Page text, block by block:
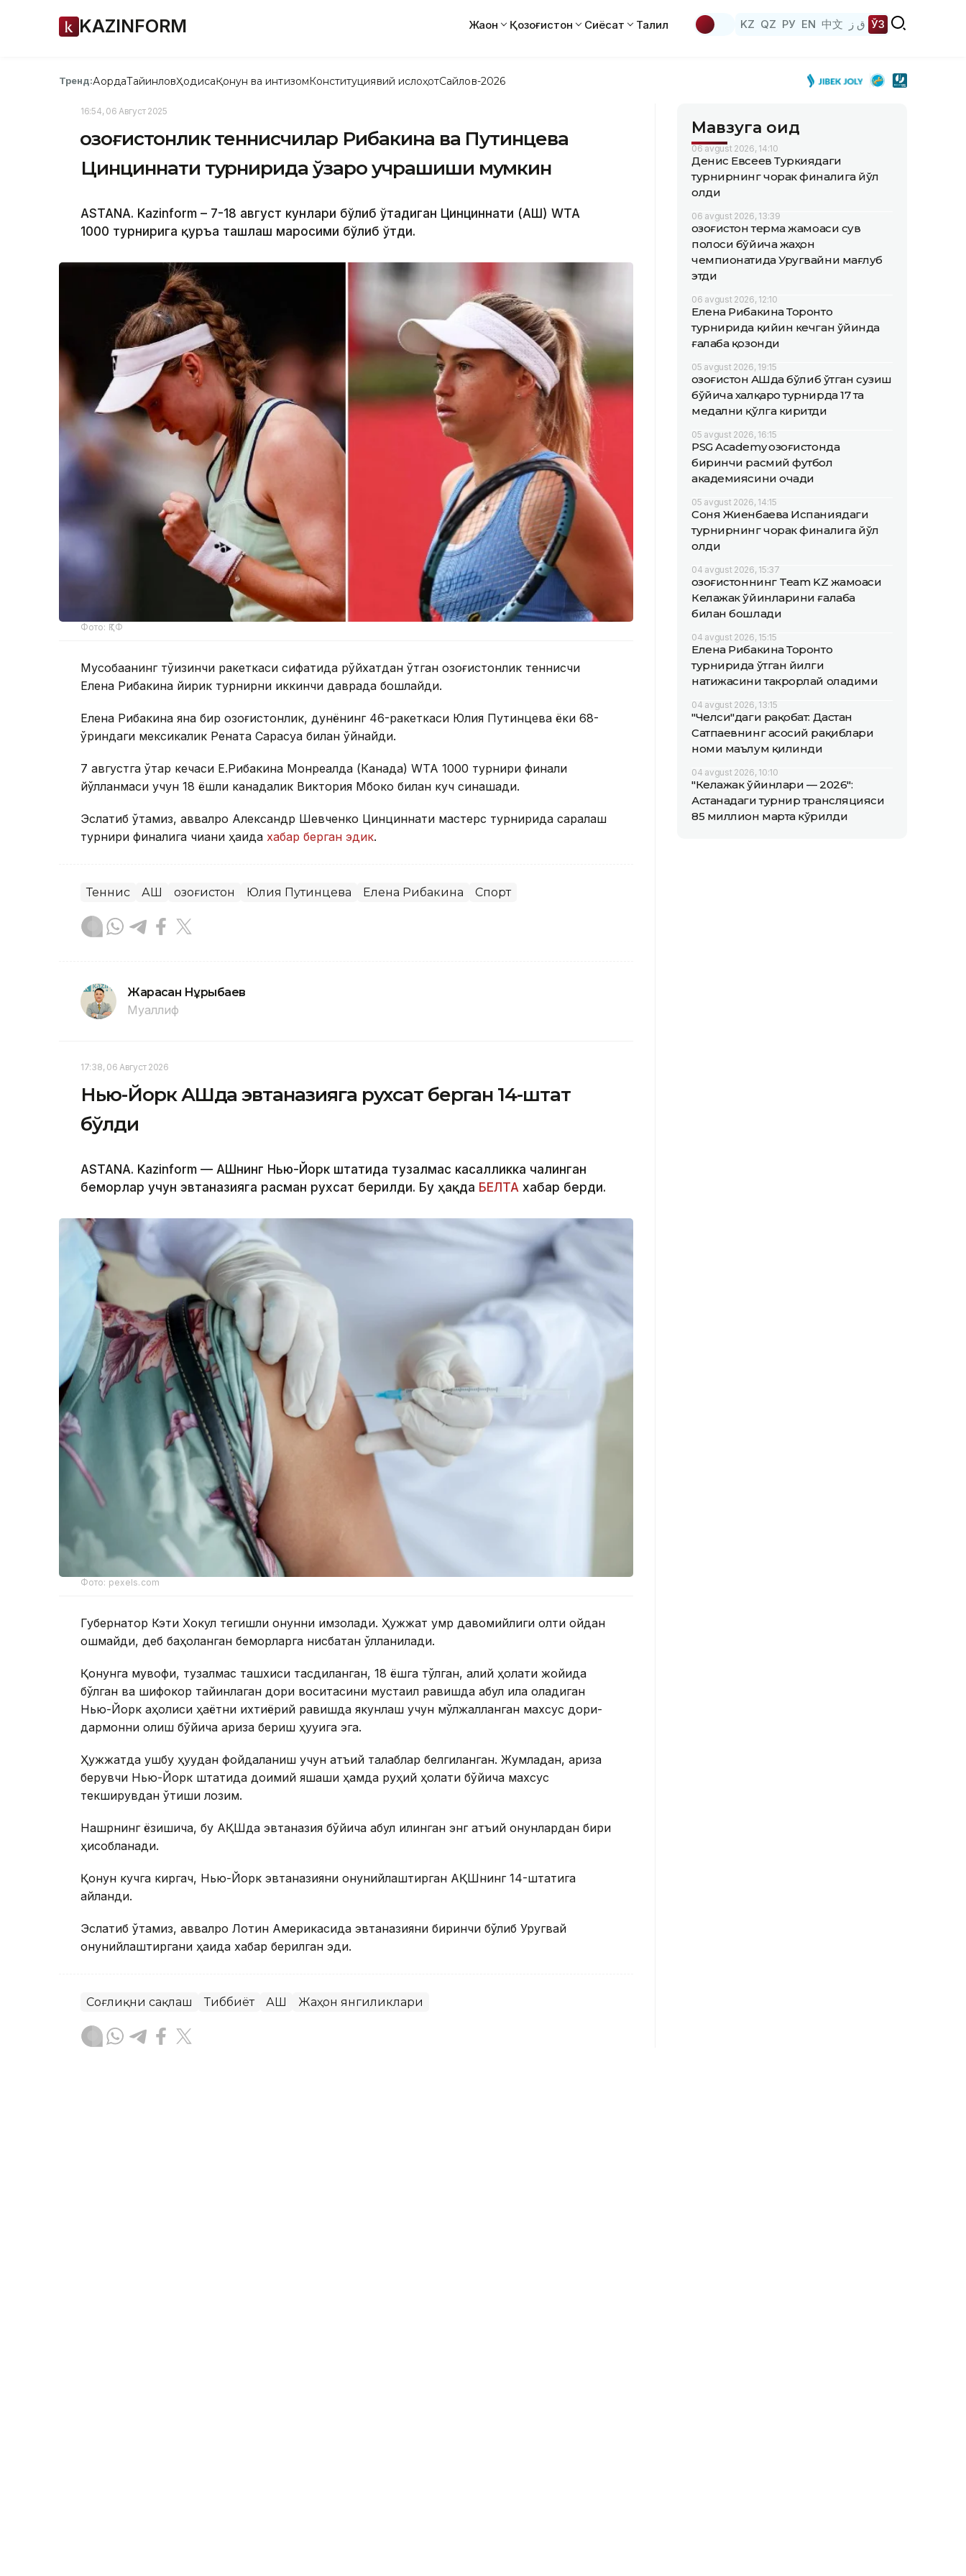
KAZINFORM Жаҳон Қозоғистон Сиёсат Таҳлил KZ QZ РУ EN 中文 ق ز ЎЗ
Тренд:АқордаТайинловҲодисаҚонун ва интизомКонституциявий ислоҳотСайлов-2026
16:54, 06 Август 2025
Қозоғистонлик теннисчилар Рибакина ва Путинцева
Цинциннати турнирида ўзаро учрашиши мумкин
ASTANA. Kazinform – 7-18 август кунлари бўлиб ўтадиган Цинциннати (АҚШ) WТА
1000 турнирига қуръа ташлаш маросими бўлиб ўтди.
Фото: ҚТФ
Мусобақанинг тўққизинчи ракеткаси сифатида рўйхатдан ўтган қозоғистонлик теннисчи
Елена Рибакина йирик турнирни иккинчи даврада бошлайди.
Елена Рибакина яна бир қозоғистонлик, дунёнинг 46-ракеткаси Юлия Путинцева ёки 68-
ўриндаги мексикалик Рената Сарасуа билан ўйнайди.
7 августга ўтар кечаси Е.Рибакина Монреалда (Канада) WТА 1000 турнири финали
йўлланмаси учун 18 ёшли канадалик Виктория Мбоко билан куч синашади.
Эслатиб ўтамиз, аввалроқ Александр Шевченко Цинциннати мастерс турнирида саралаш
турнири финалига чиққани ҳақида хабар берган эдик.
Теннис АҚШ Қозоғистон Юлия Путинцева Елена Рибакина Спорт
Жарасқан Нұрыбаев
Муаллиф
17:38, 06 Август 2026
Нью-Йорк АҚШда эвтаназияга рухсат берган 14-штат
бўлди
ASTANA. Kazinform — АҚШнинг Нью-Йорк штатида тузалмас касалликка чалинган
беморлар учун эвтаназияга расман рухсат берилди. Бу ҳақда БЕЛТА хабар берди.
Фото: pexels.com
Губернатор Кэти Хокул тегишли қонунни имзолади. Ҳужжат умр давомийлиги олти ойдан
ошмайди, деб баҳоланган беморларга нисбатан қўлланилади.
Қонунга мувофиқ, тузалмас ташхиси тасдиқланган, 18 ёшга тўлган, ақлий ҳолати жойида
бўлган ва шифокор тайинлаган дори воситасини мустақил равишда қабул қила оладиган
Нью-Йорк аҳолиси ҳаётни ихтиёрий равишда якунлаш учун мўлжалланган махсус дори-
дармонни олиш бўйича ариза бериш ҳуқуқига эга.
Ҳужжатда ушбу ҳуқуқдан фойдаланиш учун қатъий талаблар белгиланган. Жумладан, ариза
берувчи Нью-Йорк штатида доимий яшаши ҳамда руҳий ҳолати бўйича махсус
текширувдан ўтиши лозим.
Нашрнинг ёзишича, бу АҚШда эвтаназия бўйича қабул қилинган энг қатъий қонунлардан бири
ҳисобланади.
Қонун кучга киргач, Нью-Йорк эвтаназияни қонунийлаштирган АҚШнинг 14-штатига
айланди.
Эслатиб ўтамиз, аввалроқ Лотин Америкасида эвтаназияни биринчи бўлиб Уругвай
қонунийлаштиргани ҳақида хабар берилган эди.
Соғлиқни сақлаш Тиббиёт АҚШ Жаҳон янгиликлари
Мавзуга оид
06 avgust 2026, 14:10
Денис Евсеев Туркиядаги
турнирнинг чорак финалига йўл
олди
06 avgust 2026, 13:39
Қозоғистон терма жамоаси сув
полоси бўйича жаҳон
чемпионатида Уругвайни мағлуб
этди
06 avgust 2026, 12:10
Елена Рибакина Торонто
турнирида қийин кечган ўйинда
ғалаба қозонди
05 avgust 2026, 19:15
Қозоғистон АҚШда бўлиб ўтган сузиш
бўйича халқаро турнирда 17 та
медални қўлга киритди
05 avgust 2026, 16:15
PSG Academy Қозоғистонда
биринчи расмий футбол
академиясини очади
05 avgust 2026, 14:15
Соня Жиенбаева Испаниядаги
турнирнинг чорак финалига йўл
олди
04 avgust 2026, 15:37
Қозоғистоннинг Team KZ жамоаси
Келажак ўйинларини ғалаба
билан бошлади
04 avgust 2026, 15:15
Елена Рибакина Торонто
турнирида ўтган йилги
натижасини такрорлай оладими
04 avgust 2026, 13:15
"Челси"даги рақобат: Дастан
Сатпаевнинг асосий рақиблари
номи маълум қилинди
04 avgust 2026, 10:10
"Келажак ўйинлари — 2026":
Астанадаги турнир трансляцияси
85 миллион марта кўрилди